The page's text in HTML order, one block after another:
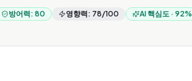
방어력: 80 영향력: 78/100 AI 핵심도 · 92%